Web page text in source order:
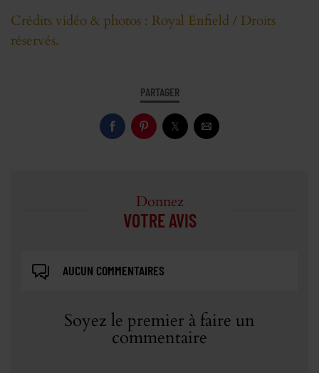
Crédits vidéo & photos : Royal Enfield / Droits
réservés.
PARTAGER
Donnez
VOTRE AVIS
AUCUN COMMENTAIRES
Soyez le premier à faire un
commentaire